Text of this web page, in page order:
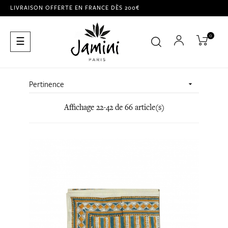
LIVRAISON OFFERTE EN FRANCE DÈS 200€
Basculer
la
☰ 0
Pertinence 
Affichage 22-42 de 66 article(s)